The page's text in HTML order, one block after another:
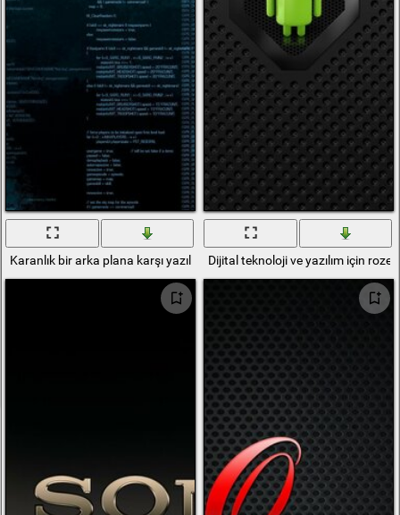
Karanlık bir arka plana karşı yazılım kodlarını hacklemek
Dijital teknoloji ve yazılım için